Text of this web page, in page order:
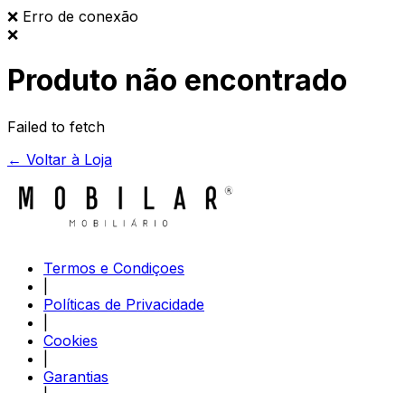
❌ Erro de conexão
❌
Produto não encontrado
Failed to fetch
← Voltar à Loja
Termos e Condiçoes
Políticas de Privacidade
Cookies
Garantias